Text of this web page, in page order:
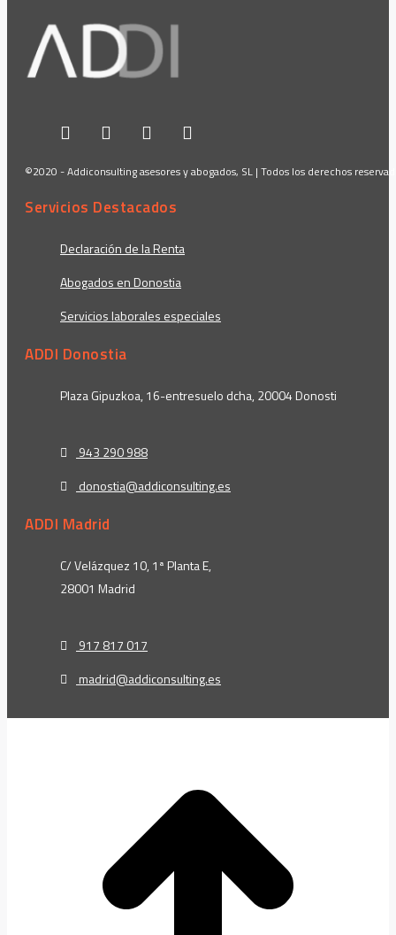
©2020 - Addiconsulting asesores y abogados, SL | Todos los derechos
Servicios Destacados
Declaración de la Renta
Abogados en Donostia
Servicios laborales especiales
ADDI Donostia
Plaza Gipuzkoa, 16-entresuelo dcha, 20004 Donosti
943 290 988
donostia@addiconsulting.es
ADDI Madrid
C/ Velázquez 10, 1ª Planta E,
28001 Madrid
917 817 017
madrid@addiconsulting.es